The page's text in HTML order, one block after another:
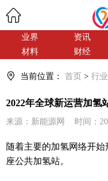
业界 资讯
材料
财经
当前位置： 首页 > 行业
2022年全球新运营加氢
来源：新能源网 时间：
随着主要的加氢网络开
座公共加氢站。